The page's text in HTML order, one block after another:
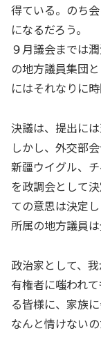
得ている。のち
になるだろう。
９月議会までは
の地方議員集団
にはそれなりに
決議は、提出には
しかし、外交部
新疆ウイグル、
を政調会として
ての意思は決定
所属の地方議員
政治家として、
有権者に嗤われ
る皆様に、家族
なんと情けない